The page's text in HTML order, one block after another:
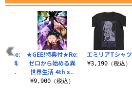
エミリアTシャツ
¥3,190（税込）
★Re:
る異
s..
★GEE!特典付★Re:
ゼロから始める異
世界生活 4th s..
¥9,900（税込）